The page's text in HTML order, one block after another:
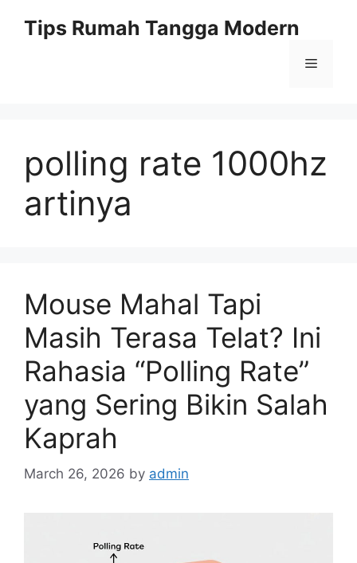
Tips Rumah Tangga Modern
Menu
polling rate 1000hz
artinya
Mouse Mahal Tapi
Masih Terasa Telat? Ini
Rahasia “Polling Rate”
yang Sering Bikin Salah
Kaprah
March 26, 2026 by admin